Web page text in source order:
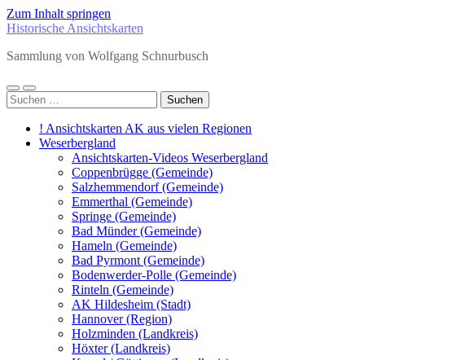
Zum Inhalt springen
Historische Ansichtskarten
Sammlung von Wolfgang Schnurbusch
Mobile-
Menü
Suchfeld
ein-/ausblenden
Suchen
nach:
! Ansichtskarten AK aus vielen Regionen
Weserbergland
Ansichtskarten-Videos Weserbergland
Coppenbrügge (Gemeinde)
Salzhemmendorf (Gemeinde)
Emmerthal (Gemeinde)
Springe (Gemeinde)
Bad Münder (Gemeinde)
Hameln (Gemeinde)
Bad Pyrmont (Gemeinde)
Bodenwerder-Polle (Gemeinde)
Rinteln (Gemeinde)
AK Hildesheim (Stadt)
Hannover (Region)
Holzminden (Landkreis)
Höxter (Landkreis)